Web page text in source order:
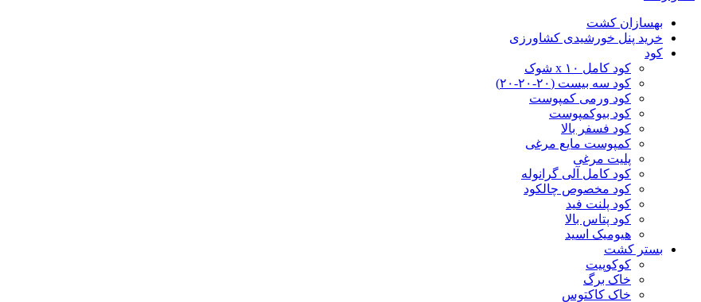
بهسازان کشت
خرید پنل خورشیدی کشاورزی
کود
کود کامل ۱۰ x شوک
کود سه بیست (۲۰-۲۰-۲۰)
کود ورمی کمپوست
کود بیوکمپوست
کود فسفر بالا
کمپوست مایع مرغی
پلیت مرغی
کود کامل آلی گرانوله
کود مخصوص چالکود
کود پلنت فید
کود پتاس بالا
هیومیک اسید
بستر کشت
کوکوپیت
خاک برگ
خاک کاکتوس